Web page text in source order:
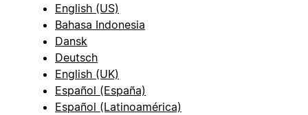
English (US)
Bahasa Indonesia
Dansk
Deutsch
English (UK)
Español (España)
Español (Latinoamérica)